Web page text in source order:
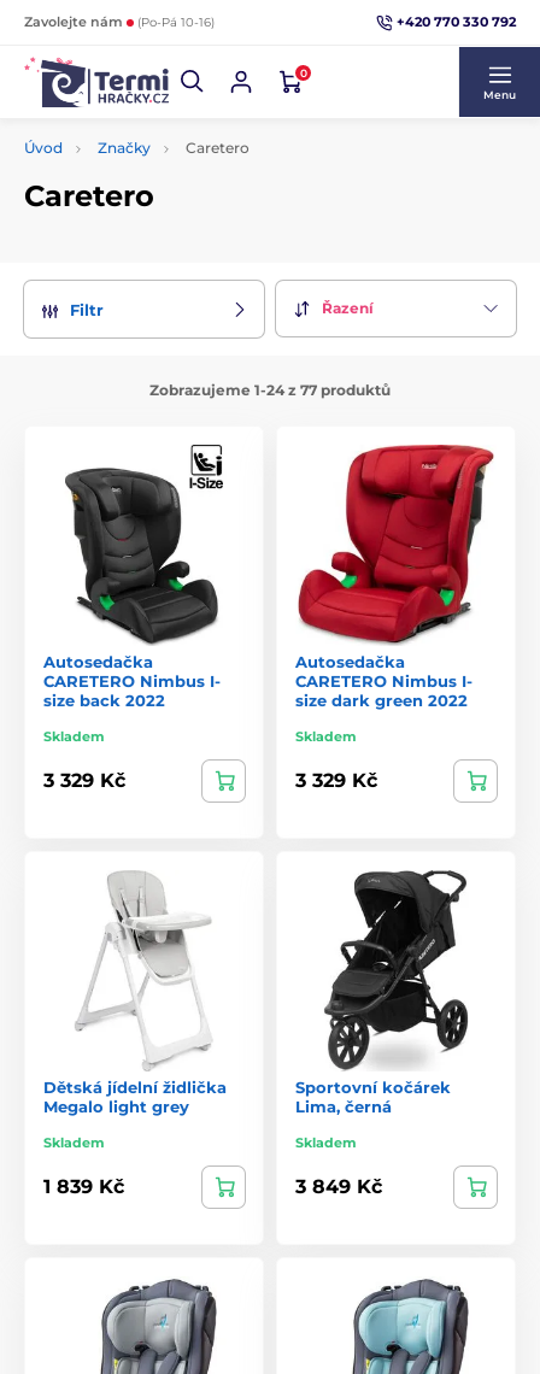
Zavolejte nám (Po-Pá 10-16) +420 770 330 792
0
Menu
Úvod Značky Caretero
Caretero
Filtr Řazení
Zobrazujeme 1-24 z 77 produktů
Autosedačka
CARETERO Nimbus I-
size back 2022
Skladem
3 329 Kč
Autosedačka
CARETERO Nimbus I-
size dark green 2022
Skladem
3 329 Kč
Dětská jídelní židlička
Megalo light grey
Skladem
1 839 Kč
Sportovní kočárek
Lima, černá
Skladem
3 849 Kč